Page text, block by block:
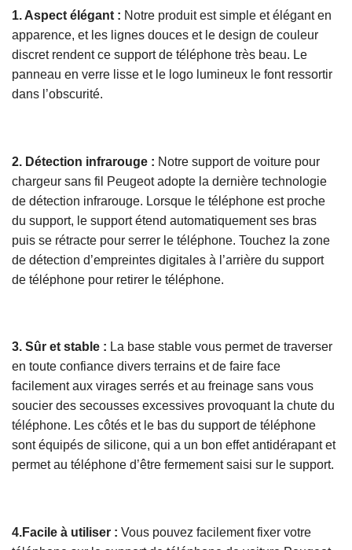
1. Aspect élégant : Notre produit est simple et élégant en
apparence, et les lignes douces et le design de couleur
discret rendent ce support de téléphone très beau. Le
panneau en verre lisse et le logo lumineux le font ressortir
dans l’obscurité.
2. Détection infrarouge : Notre support de voiture pour
chargeur sans fil Peugeot adopte la dernière technologie
de détection infrarouge. Lorsque le téléphone est proche
du support, le support étend automatiquement ses bras
puis se rétracte pour serrer le téléphone. Touchez la zone
de détection d’empreintes digitales à l’arrière du support
de téléphone pour retirer le téléphone.
3. Sûr et stable : La base stable vous permet de traverser
en toute confiance divers terrains et de faire face
facilement aux virages serrés et au freinage sans vous
soucier des secousses excessives provoquant la chute du
téléphone. Les côtés et le bas du support de téléphone
sont équipés de silicone, qui a un bon effet antidérapant et
permet au téléphone d’être fermement saisi sur le support.
4.Facile à utiliser : Vous pouvez facilement fixer votre